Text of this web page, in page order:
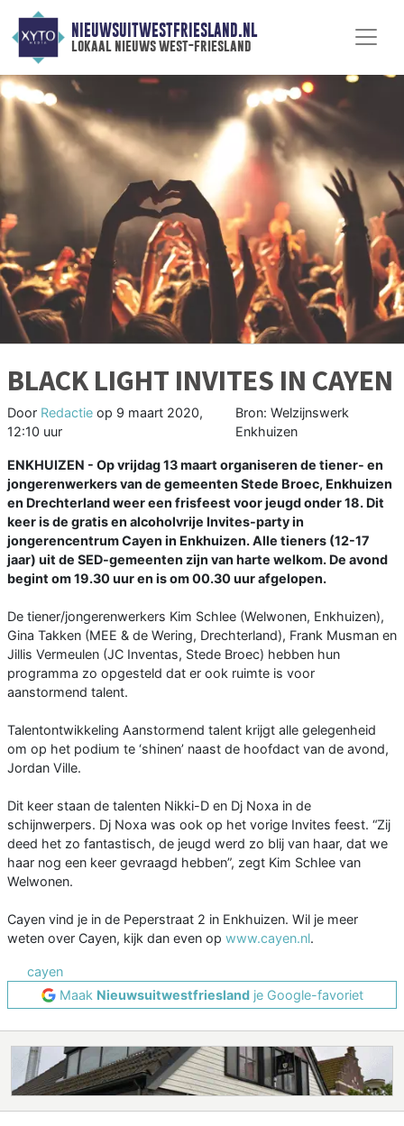
NIEUWSUITWESTFRIESLAND.NL
lokaal nieuws west-friesland
BLACK LIGHT INVITES IN CAYEN
Door Redactie op 9 maart 2020,
12:10 uur
Bron: Welzijnswerk
Enkhuizen
ENKHUIZEN - Op vrijdag 13 maart organiseren de tiener- en
jongerenwerkers van de gemeenten Stede Broec, Enkhuizen
en Drechterland weer een frisfeest voor jeugd onder 18. Dit
keer is de gratis en alcoholvrije Invites-party in
jongerencentrum Cayen in Enkhuizen. Alle tieners (12-17
jaar) uit de SED-gemeenten zijn van harte welkom. De avond
begint om 19.30 uur en is om 00.30 uur afgelopen.
De tiener/jongerenwerkers Kim Schlee (Welwonen, Enkhuizen),
Gina Takken (MEE & de Wering, Drechterland), Frank Musman en
Jillis Vermeulen (JC Inventas, Stede Broec) hebben hun
programma zo opgesteld dat er ook ruimte is voor
aanstormend talent.
Talentontwikkeling Aanstormend talent krijgt alle gelegenheid
om op het podium te ‘shinen’ naast de hoofdact van de avond,
Jordan Ville.
Dit keer staan de talenten Nikki-D en Dj Noxa in de
schijnwerpers. Dj Noxa was ook op het vorige Invites feest. “Zij
deed het zo fantastisch, de jeugd werd zo blij van haar, dat we
haar nog een keer gevraagd hebben”, zegt Kim Schlee van
Welwonen.
Cayen vind je in de Peperstraat 2 in Enkhuizen. Wil je meer
weten over Cayen, kijk dan even op www.cayen.nl.
cayen
Maak Nieuwsuitwestfrieslandje Google-favoriet